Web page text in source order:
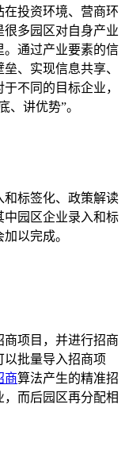
投资环境、营商环
多园区对自身产业
。通过产业要素的信
、实现信息共享、
不同的目标企业，
、讲优势”。
和标签化、政策解读
中园区企业录入和标
以完成。
项目，并进行招商
批量导入招商项
商算法产生的精准招
而后园区再分配相